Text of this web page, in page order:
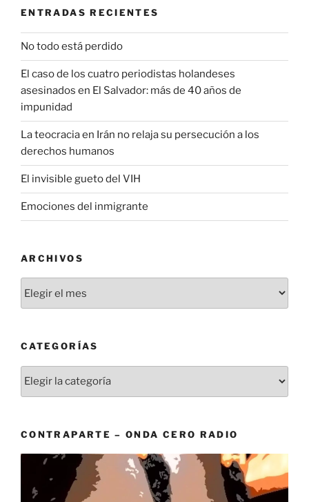
ENTRADAS RECIENTES
No todo está perdido
El caso de los cuatro periodistas holandeses
asesinados en El Salvador: más de 40 años de
impunidad
La teocracia en Irán no relaja su persecución a los
derechos humanos
El invisible gueto del VIH
Emociones del inmigrante
ARCHIVOS
CATEGORÍAS
CONTRAPARTE – ONDA CERO RADIO